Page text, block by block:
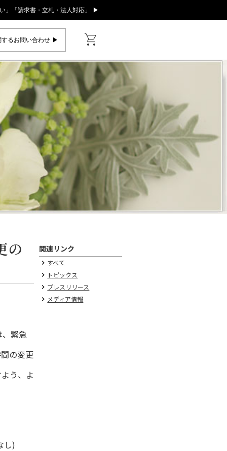
」「請求書・立札・法人対応」 ▶
するお問い合わせ ▶︎ shopping_cart
の
緊急
の変更
う、よ
し)
関連リンク
keyboard_arrow_right すべて
keyboard_arrow_right トピックス
keyboard_arrow_right プレスリリース
keyboard_arrow_right メディア情報